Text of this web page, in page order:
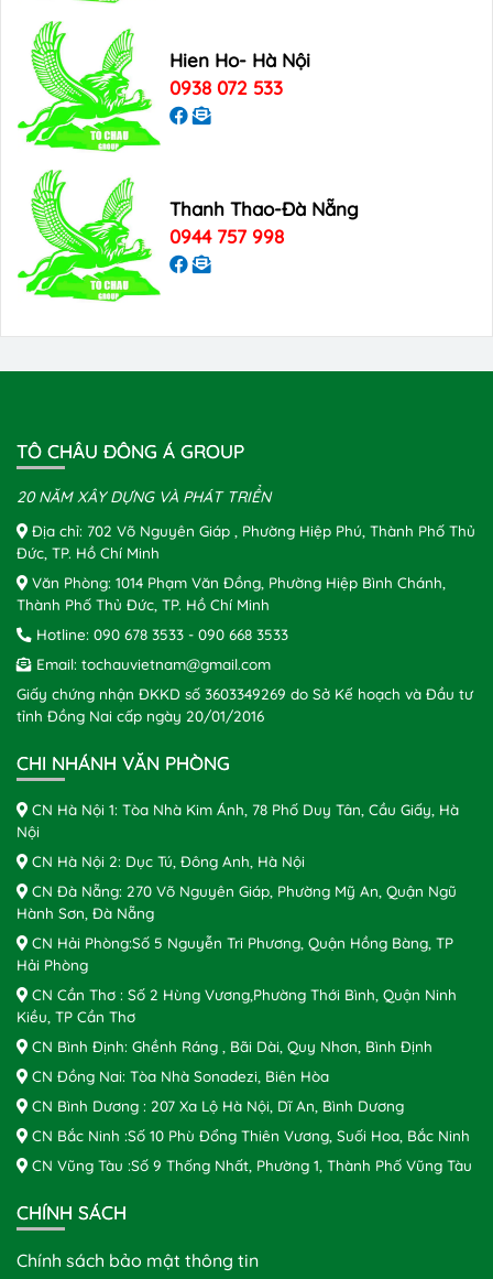
Hien Ho- Hà Nội
0938 072 533
Thanh Thao-Đà Nẵng
0944 757 998
TÔ CHÂU ĐÔNG Á GROUP
20 NĂM XÂY DỰNG VÀ PHÁT TRIỂN
Địa chỉ: 702 Võ Nguyên Giáp , Phường Hiệp Phú, Thành Phố Thủ
Đức, TP. Hồ Chí Minh
Văn Phòng: 1014 Phạm Văn Đồng, Phường Hiệp Bình Chánh,
Thành Phố Thủ Đức, TP. Hồ Chí Minh
Hotline: 090 678 3533 - 090 668 3533
Email: tochauvietnam@gmail.com
Giấy chứng nhận ĐKKD số 3603349269 do Sở Kế hoạch và Đầu tư
tỉnh Đồng Nai cấp ngày 20/01/2016
CHI NHÁNH VĂN PHÒNG
CN Hà Nội 1: Tòa Nhà Kim Ánh, 78 Phố Duy Tân, Cầu Giấy, Hà
Nội
CN Hà Nội 2: Dục Tú, Đông Anh, Hà Nội
CN Đà Nẵng: 270 Võ Nguyên Giáp, Phường Mỹ An, Quận Ngũ
Hành Sơn, Đà Nẵng
CN Hải Phòng:Số 5 Nguyễn Tri Phương, Quận Hồng Bàng, TP
Hải Phòng
CN Cần Thơ : Số 2 Hùng Vương,Phường Thới Bình, Quận Ninh
Kiều, TP Cần Thơ
CN Bình Định: Ghềnh Ráng , Bãi Dài, Quy Nhơn, Bình Định
CN Đồng Nai: Tòa Nhà Sonadezi, Biên Hòa
CN Bình Dương : 207 Xa Lộ Hà Nội, Dĩ An, Bình Dương
CN Bắc Ninh :Số 10 Phù Đổng Thiên Vương, Suối Hoa, Bắc Ninh
CN Vũng Tàu :Số 9 Thống Nhất, Phường 1, Thành Phố Vũng Tàu
CHÍNH SÁCH
Chính sách bảo mật thông tin